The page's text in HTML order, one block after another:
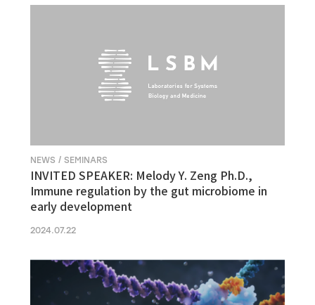
NEWS / SEMINARS
INVITED SPEAKER: Melody Y. Zeng Ph.D.,
Immune regulation by the gut microbiome in
early development
2024.07.22